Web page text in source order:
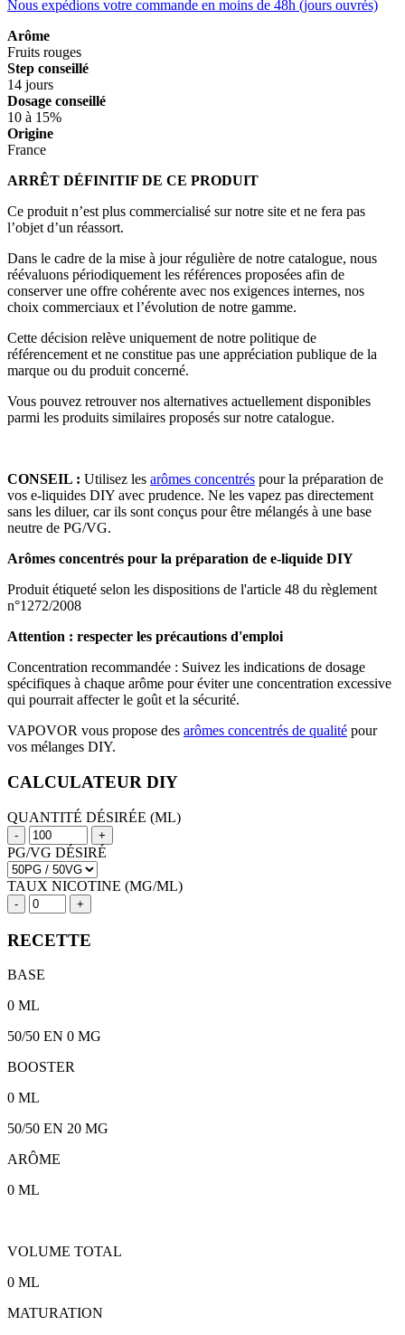
Nous expédions votre commande en moins de 48h (jours ouvrés)
Arôme
Fruits rouges
Step conseillé
14 jours
Dosage conseillé
10 à 15%
Origine
France
ARRÊT DÉFINITIF DE CE PRODUIT
Ce produit n’est plus commercialisé sur notre site et ne fera pas
l’objet d’un réassort.
Dans le cadre de la mise à jour régulière de notre catalogue, nous
réévaluons périodiquement les références proposées afin de
conserver une offre cohérente avec nos exigences internes, nos
choix commerciaux et l’évolution de notre gamme.
Cette décision relève uniquement de notre politique de
référencement et ne constitue pas une appréciation publique de la
marque ou du produit concerné.
Vous pouvez retrouver nos alternatives actuellement disponibles
parmi les produits similaires proposés sur notre catalogue.
CONSEIL : Utilisez les arômes concentrés pour la préparation de
vos e-liquides DIY avec prudence. Ne les vapez pas directement
sans les diluer, car ils sont conçus pour être mélangés à une base
neutre de PG/VG.
Arômes concentrés pour la préparation de e-liquide DIY
Produit étiqueté selon les dispositions de l'article 48 du règlement
n°1272/2008
Attention : respecter les précautions d'emploi
Concentration recommandée : Suivez les indications de dosage
spécifiques à chaque arôme pour éviter une concentration excessive
qui pourrait affecter le goût et la sécurité.
VAPOVOR vous propose des arômes concentrés de qualité pour
vos mélanges DIY.
CALCULATEUR DIY
QUANTITÉ DÉSIRÉE (ML)
- +
PG/VG DÉSIRÉ
TAUX NICOTINE (MG/ML)
- +
RECETTE
BASE
0 ML
50/50 EN 0 MG
BOOSTER
0 ML
50/50 EN 20 MG
ARÔME
0 ML
VOLUME TOTAL
0 ML
MATURATION